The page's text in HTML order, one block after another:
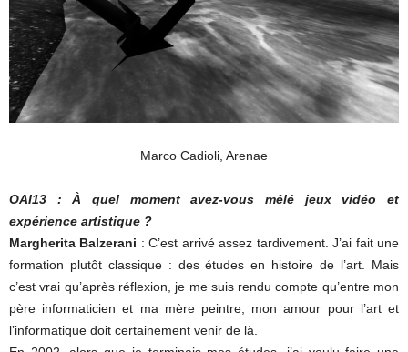
Marco Cadioli, Arenae
OAI13 : À quel moment avez-vous mêlé jeux vidéo et
expérience artistique ?
Margherita Balzerani : C’est arrivé assez tardivement. J’ai fait une
formation plutôt classique : des études en histoire de l’art. Mais
c’est vrai qu’après réflexion, je me suis rendu compte qu’entre mon
père informaticien et ma mère peintre, mon amour pour l’art et
l’informatique doit certainement venir de là.